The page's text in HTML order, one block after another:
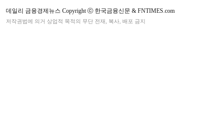
데일리 금융경제뉴스 Copyright ⓒ 한국금융신문 & FNTIMES.com
저작권법에 의거 상업적 목적의 무단 전재, 복사, 배포 금지